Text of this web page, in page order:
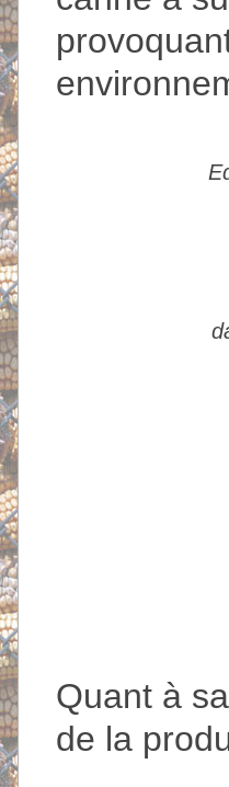
Quant à
de la